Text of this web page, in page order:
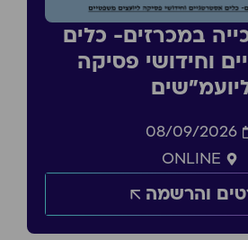
במכרזים- כלים
וחידושי פסיקה
08/09/2026
ONLINE
והרשמה